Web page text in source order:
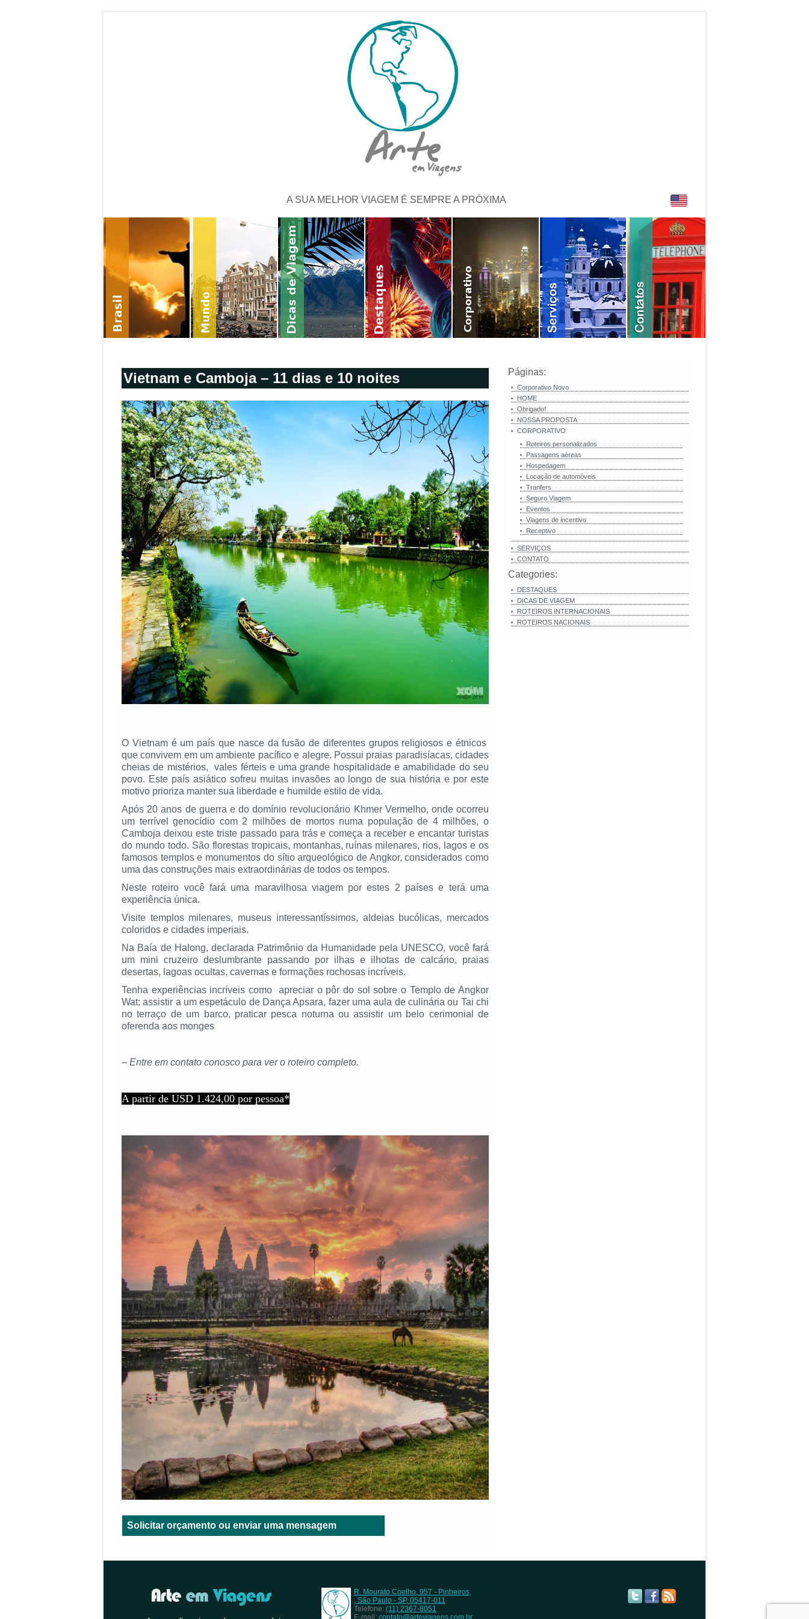
A SUA MELHOR VIAGEM É SEMPRE A PRÓXIMA
Vietnam e Camboja – 11 dias e 10 noites
O Vietnam é um país que nasce da fusão de diferentes grupos religiosos e étnicos
que convivem em um ambiente pacífico e alegre. Possui praias paradisíacas, cidades
cheias de mistérios, vales férteis e uma grande hospitalidade e amabilidade do seu
povo. Este país asiático sofreu muitas invasões ao longo de sua história e por este
motivo prioriza manter sua liberdade e humilde estilo de vida.
Após 20 anos de guerra e do domínio revolucionário Khmer Vermelho, onde ocorreu
um terrível genocídio com 2 milhões de mortos numa população de 4 milhões, o
Camboja deixou este triste passado para trás e começa a receber e encantar turistas
do mundo todo. São florestas tropicais, montanhas, ruínas milenares, rios, lagos e os
famosos templos e monumentos do sítio arqueológico de Angkor, considerados como
uma das construções mais extraordinárias de todos os tempos.
Neste roteiro você fará uma maravilhosa viagem por estes 2 países e terá uma
experiência única.
Visite templos milenares, museus interessantíssimos, aldeias bucólicas, mercados
coloridos e cidades imperiais.
Na Baía de Halong, declarada Patrimônio da Humanidade pela UNESCO, você fará
um mini cruzeiro deslumbrante passando por ilhas e ilhotas de calcário, praias
desertas, lagoas ocultas, cavernas e formações rochosas incríveis.
Tenha experiências incríveis como apreciar o pôr do sol sobre o Templo de Angkor
Wat; assistir a um espetáculo de Dança Apsara, fazer uma aula de culinária ou Tai chi
no terraço de um barco, praticar pesca noturna ou assistir um belo cerimonial de
oferenda aos monges
– Entre em contato conosco para ver o roteiro completo.
A partir de USD 1.424,00 por pessoa*
Solicitar orçamento ou enviar uma mensagem
Páginas:
Corporativo Novo
HOME
Obrigado!
NOSSA PROPOSTA
CORPORATIVO
Roteiros personalizados
Passagens aéreas
Hospedagem
Locação de automóveis
Tranfers
Seguro Viagem
Eventos
Viagens de incentivo
Receptivo
SERVIÇOS
CONTATO
Categories:
DESTAQUES
DICAS DE VIAGEM
ROTEIROS INTERNACIONAIS
ROTEIROS NACIONAIS
R. Mourato Coelho, 957 - Pinheiros,
, São Paulo - SP, 05417-011
Telefone: (11) 2367-8051
E-mail: contato@arteviagens.com.br